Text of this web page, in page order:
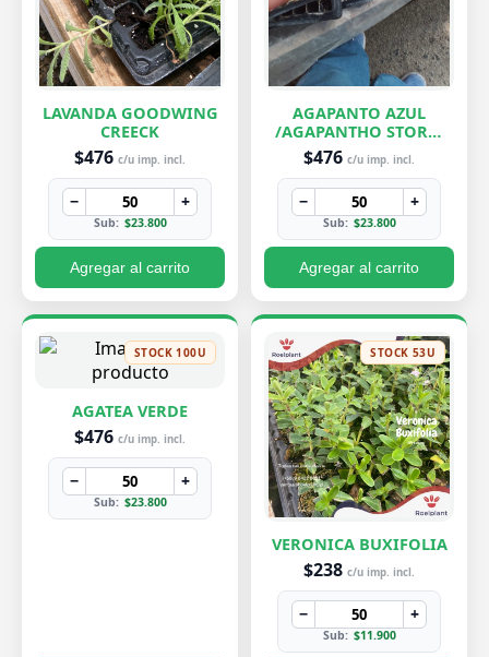
LAVANDA GOODWING
CREECK
$476 c/u imp. incl.
− +
Sub: $23.800
Agregar al carrito
AGAPANTO AZUL
/AGAPANTHO STORM
CLOUD
$476 c/u imp. incl.
− +
Sub: $23.800
Agregar al carrito
STOCK 100U
AGATEA VERDE
$476 c/u imp. incl.
− +
Sub: $23.800
STOCK 53U
VERONICA BUXIFOLIA
$238 c/u imp. incl.
− +
Sub: $11.900